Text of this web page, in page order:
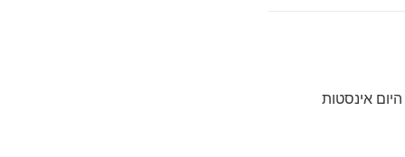
אינסטות